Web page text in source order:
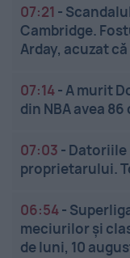
07:21 -
Cambridge.
Arday, acuzat
07:14-A murit
din NBA avea 86
07:03 - Datoriile
proprietarului.
06:54-
meciurilor și
de luni, 10